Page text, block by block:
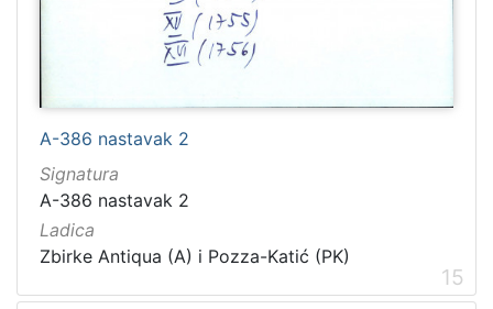
A-386 nastavak 2
Signatura
A-386 nastavak 2
Ladica
Zbirke Antiqua (A) i Pozza-Katić (PK)
15